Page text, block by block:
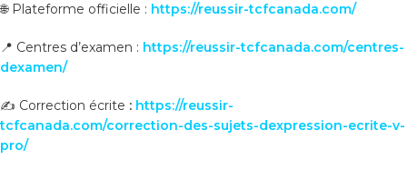
🌐 Plateforme officielle : https://reussir-tcfcanada.com/
📍 Centres d’examen : https://reussir-tcfcanada.com/centres-
dexamen/
✍️ Correction écrite : https://reussir-
tcfcanada.com/correction-des-sujets-dexpression-ecrite-v-
pro/